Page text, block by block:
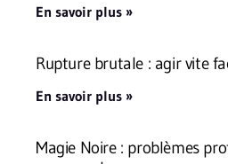
En savoir plus »
Rupture brutale : agir vite
En savoir plus »
Magie Noire : problèmes